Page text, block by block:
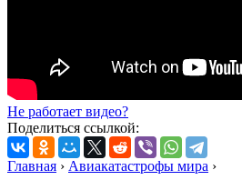
Не работает видео?
Поделиться ссылкой:
Главная › Авиакатастрофы мира ›